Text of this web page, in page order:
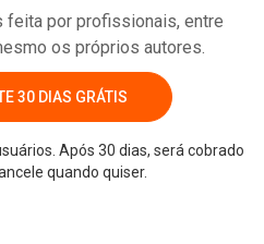
feita por profissionais, entre
os próprios autores.
30 DIAS GRÁTIS
Após 30 dias, será cobrado
quando quiser.
Twitter